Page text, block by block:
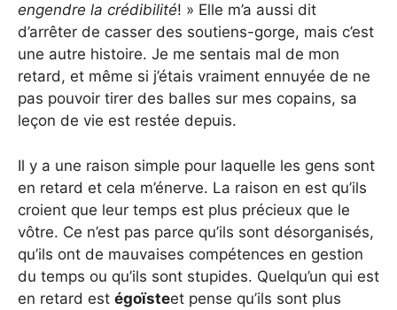
engendre la crédibilité! » Elle m’a aussi dit
d’arrêter de casser des soutiens-gorge, mais c’est
une autre histoire. Je me sentais mal de mon
retard, et même si j’étais vraiment ennuyée de ne
pas pouvoir tirer des balles sur mes copains, sa
leçon de vie est restée depuis.
Il y a une raison simple pour laquelle les gens sont
en retard et cela m’énerve. La raison en est qu’ils
croient que leur temps est plus précieux que le
vôtre. Ce n’est pas parce qu’ils sont désorganisés,
qu’ils ont de mauvaises compétences en gestion
du temps ou qu’ils sont stupides. Quelqu’un qui est
en retard est égoïsteet pense qu’ils sont plus